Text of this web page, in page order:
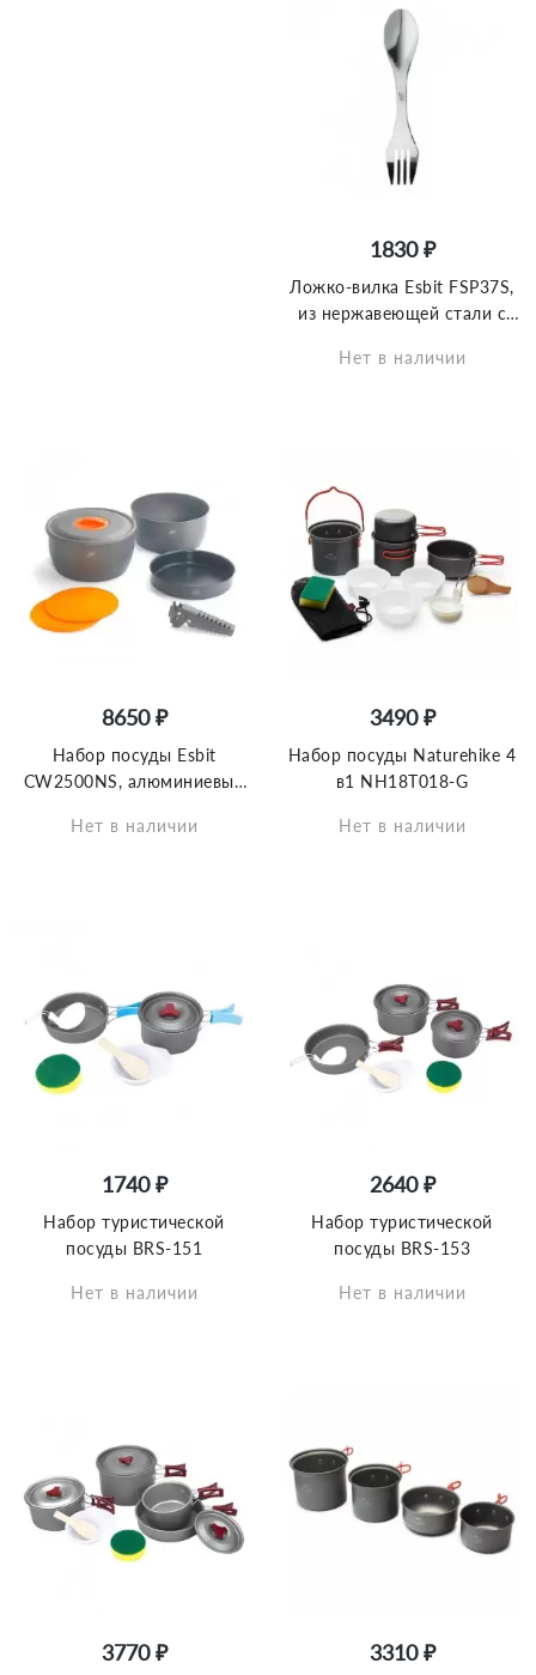
1830 ₽
Ложко-вилка Esbit FSP37S,
из нержавеющей стали с
Нет в наличии
8650 ₽
Набор посуды Esbit
CW2500NS, алюминиевый
антипригарным покрытием
Нет в наличии
3490 ₽
Набор посуды Naturehike 4
в1 NH18T018-G
Нет в наличии
1740 ₽
Набор туристической
посуды BRS-151
Нет в наличии
2640 ₽
Набор туристической
посуды BRS-153
Нет в наличии
3770 ₽ 3310 ₽